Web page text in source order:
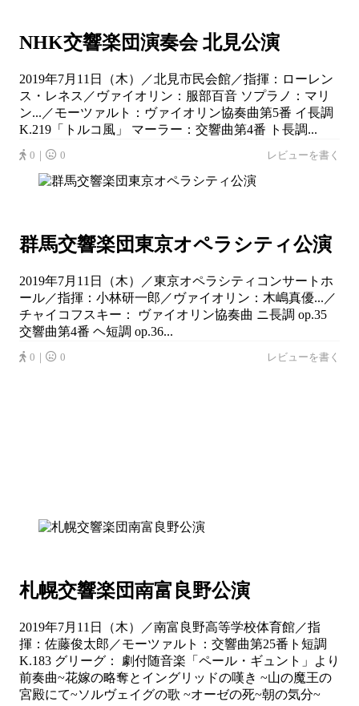
NHK交響楽団演奏会 北見公演
2019年7月11日（木）／北見市民会館／指揮：ローレン
ス・レネス／ヴァイオリン：服部百音 ソプラノ：マリ
ン...／モーツァルト：ヴァイオリン協奏曲第5番 イ長調
K.219「トルコ風」 マーラー：交響曲第4番 ト長調...
0｜ 0 レビューを書く
群馬交響楽団東京オペラシティ公演
2019年7月11日（木）／東京オペラシティコンサートホ
ール／指揮：小林研一郎／ヴァイオリン：木嶋真優...／
チャイコフスキー： ヴァイオリン協奏曲 ニ長調 op.35
交響曲第4番 ヘ短調 op.36...
0｜ 0 レビューを書く
札幌交響楽団南富良野公演
2019年7月11日（木）／南富良野高等学校体育館／指
揮：佐藤俊太郎／モーツァルト：交響曲第25番ト短調
K.183 グリーグ： 劇付随音楽「ペール・ギュント」より
前奏曲~花嫁の略奪とイングリッドの嘆き ~山の魔王の
宮殿にて~ソルヴェイグの歌 ~オーゼの死~朝の気分~